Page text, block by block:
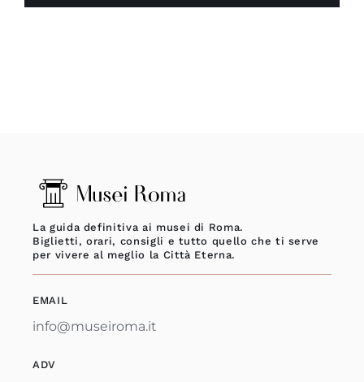
La guida definitiva ai musei di Roma.
Biglietti, orari, consigli e tutto quello che ti serve
per vivere al meglio la Città Eterna.
EMAIL
info@museiroma.it
ADV